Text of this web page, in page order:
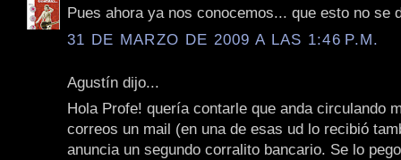
Pues ahora ya nos conocemos... que esto no se
31 DE MARZO DE 2009 A LAS 1:46 P.M.
Agustín dijo...
Hola Profe! quería contarle que anda circulando
correos un mail (en una de esas ud lo recibió
anuncia un segundo corralito bancario. Se lo